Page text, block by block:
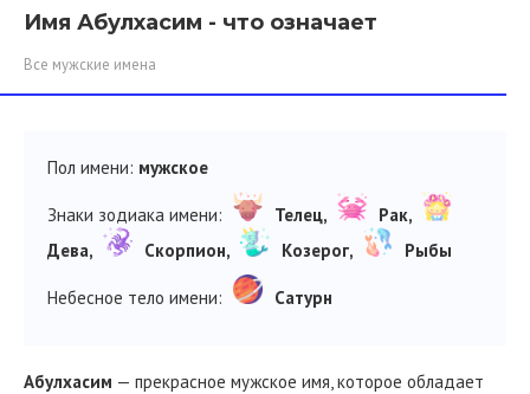
Имя Абулхасим - что означает
Все мужские имена
Пол имени: мужское
Знаки зодиака имени: Телец,
Рак,
Дева,
Скорпион, Козерог, Рыбы
Небесное тело имени: Сатурн
Абулхасим — прекрасное мужское имя, которое обладает